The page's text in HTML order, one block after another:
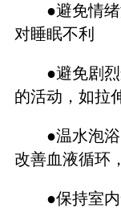
●避免情
对睡眠不利
●避免剧
的活动，如拉
●温水泡
改善血液循环
●保持室